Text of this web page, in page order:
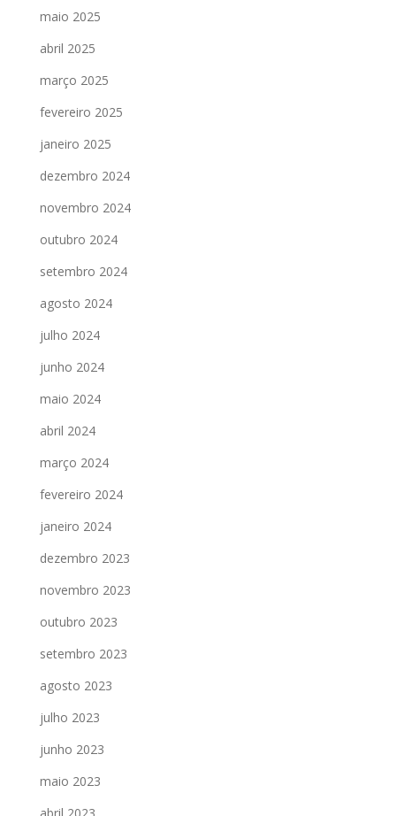
maio 2025
abril 2025
março 2025
fevereiro 2025
janeiro 2025
dezembro 2024
novembro 2024
outubro 2024
setembro 2024
agosto 2024
julho 2024
junho 2024
maio 2024
abril 2024
março 2024
fevereiro 2024
janeiro 2024
dezembro 2023
novembro 2023
outubro 2023
setembro 2023
agosto 2023
julho 2023
junho 2023
maio 2023